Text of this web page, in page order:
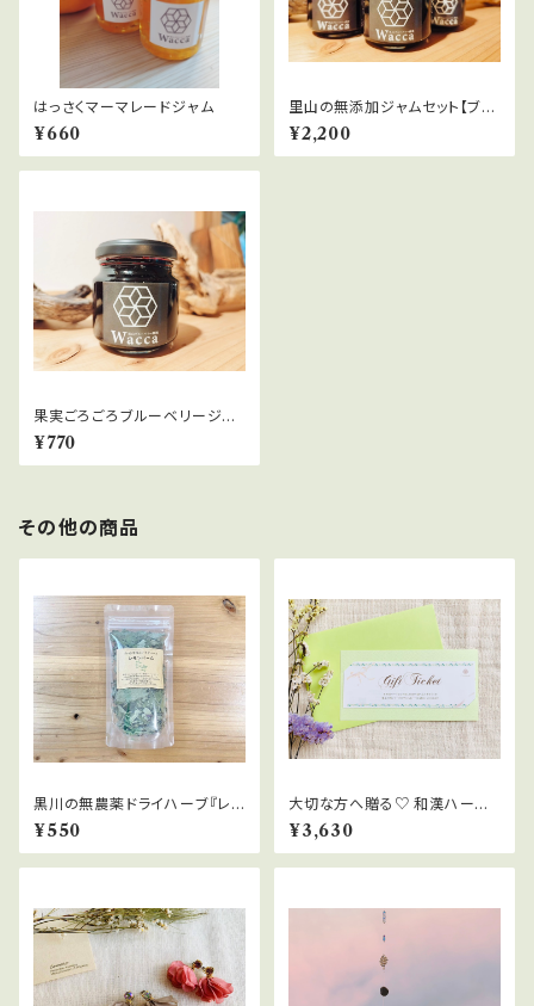
はっさくマーマレードジャム
¥660
里山の無添加ジャムセット【ブル
ーベリー2個、季節のジャム1個】
¥2,200
果実ごろごろブルーベリージャ
ム
¥770
その他の商品
黒川の無農薬ドライハーブ『レモ
ンバーム』10ｇ
¥550
大切な方へ贈る♡ 和漢ハーブ
よもぎ蒸しギフトチケット
¥3,630